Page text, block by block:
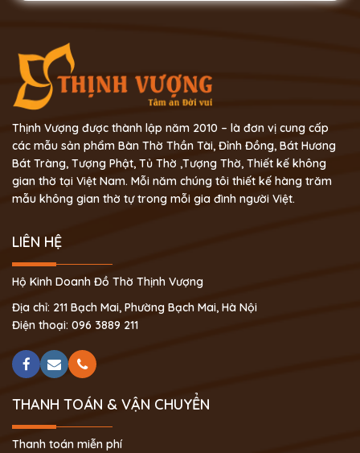
Thịnh Vượng được thành lập năm 2010 – là đơn vị cung cấp
các mẫu sản phẩm Bàn Thờ Thần Tài, Đỉnh Đồng, Bát Hương
Bát Tràng, Tượng Phật, Tủ Thờ ,Tượng Thờ, Thiết kế không
gian thờ tại Việt Nam. Mỗi năm chúng tôi thiết kế hàng trăm
mẫu không gian thờ tự trong mỗi gia đình người Việt.
LIÊN HỆ
Hộ Kinh Doanh Đồ Thờ Thịnh Vượng
Địa chỉ: 211 Bạch Mai, Phường Bạch Mai, Hà Nội
Điện thoại: 096 3889 211
THANH TOÁN & VẬN CHUYỂN
Thanh toán miễn phí